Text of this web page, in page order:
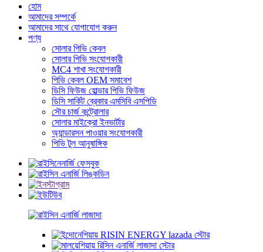
হোম
আমাদের সম্পর্কে
আমাদের সাথে যোগাযোগ করুন
পণ্য
সোলার পিভি কেবল
সোলার পিভি সংযোগকারী
MC4 শাখা সংযোগকারী
পিভি কেবল OEM সমাবেশ
ডিসি ফিউজ হোল্ডার পিভি ফিউজ
ডিসি সার্কিট ব্রেকার এমসিবি এসপিডি
সৌর চার্জ কন্ট্রোলার
সোলার মাইক্রো ইনভার্টার
অ্যান্ডারসন পাওয়ার সংযোগকারী
পিভি টুল আনুষাঙ্গিক